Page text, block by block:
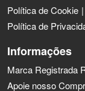
Política de Cookie
Política de
Informações
Marca Registrada
Apoie nosso